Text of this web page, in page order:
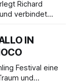
Richard
verbindet
Akt jedoch
IN
Festival eine
und